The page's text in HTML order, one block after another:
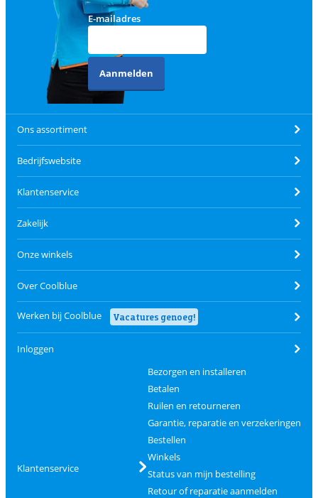
E-mailadres
Aanmelden
Ons assortiment
Bedrijfswebsite
Klantenservice
Zakelijk
Onze winkels
Over Coolblue
Werken bij Coolblue Vacatures genoeg!
Inloggen
Klantenservice
Bezorgen en installeren
Betalen
Ruilen en retourneren
Garantie, reparatie en verzekeringen
Bestellen
Winkels
Status van mijn bestelling
Retour of reparatie aanmelden